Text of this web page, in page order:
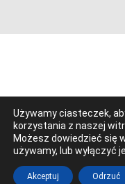
Używamy ciasteczek,
korzystania z naszej
Możesz dowiedzieć się
używamy, lub wyłączyć
Akceptuj Odrzuć